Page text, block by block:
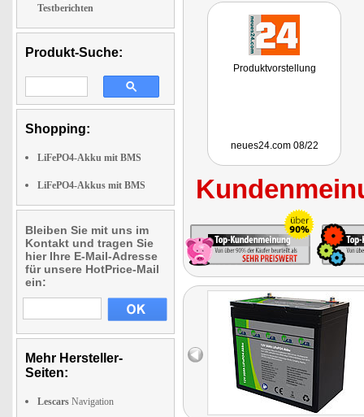
Testberichten
Produkt-Suche:
Shopping:
LiFePO4-Akku mit BMS
LiFePO4-Akkus mit BMS
Bleiben Sie mit uns im
Kontakt und tragen Sie
hier Ihre E-Mail-Adresse
für unsere HotPrice-Mail
ein:
Mehr Hersteller-
Seiten:
Lescars Navigation
Produktvorstellung
neues24.com 08/22